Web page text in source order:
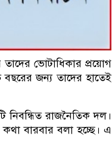
তাদের ভোটাধিকার প্রয়োগ
জন্য তাদের হাতেই
নিবন্ধিত রাজনৈতিক দল।
বারবার বলা হচ্ছে। এ